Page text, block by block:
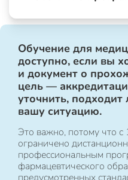
Обучение для
доступно, если вы
и документ о
цель —
уточнить,
вашу ситуацию.
Это важно, потому что
ограничено
профессиональным
фармацевтического